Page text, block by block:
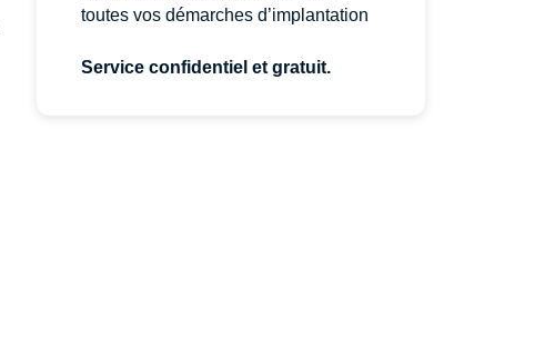
toutes vos démarches d’implantation
Service confidentiel et gratuit.